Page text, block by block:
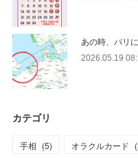
あの時、パリ
2026.05.19
カテゴリ
手相 (5) オラクルカード (